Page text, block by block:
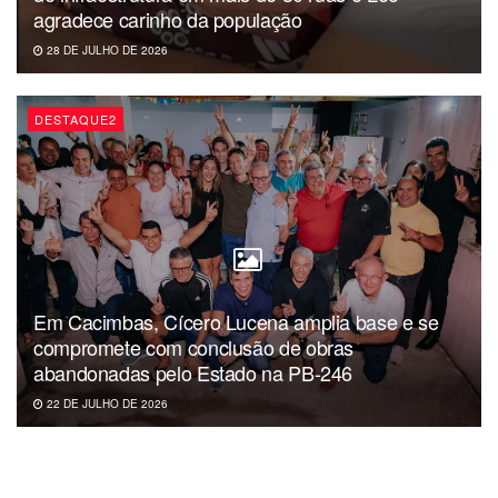
Bairros: Baralho, Sesi e São Bento
Data: 13 de maio
Data: 25 de maio
Bairros: Centro, São Severino, Tambaí e Brasília,
Imaculada, São Vicente e Manguinho.
Junho ( Região 4)
Data: 17 de junho
Bairros: Alto da boa vista, Rio do Meio e Aeroporto
agradece carinho da população
28 DE JULHO DE 2026
DESTAQUE2
Em Cacimbas, Cícero Lucena amplia base e se
compromete com conclusão de obras
abandonadas pelo Estado na PB-246
22 DE JULHO DE 2026